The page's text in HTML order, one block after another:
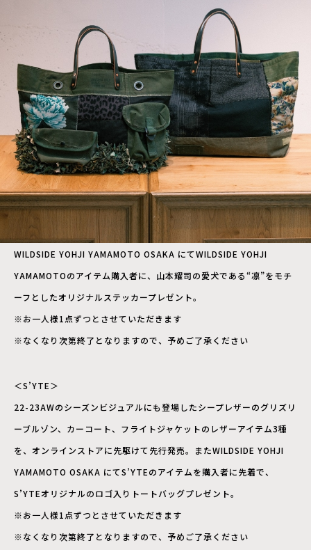
WILDSIDE YOHJI YAMAMOTO OSAKA にてWILDSIDE YOHJI
YAMAMOTOのアイテム購入者に、山本耀司の愛犬である“凛”をモチ
ーフとしたオリジナルステッカープレゼント。
※お一人様1点ずつとさせていただきます
※なくなり次第終了となりますので、予めご了承ください
＜S’YTE＞
22-23AWのシーズンビジュアルにも登場したシープレザーのグリズリ
ーブルゾン、カーコート、フライトジャケットのレザーアイテム3種
を、オンラインストアに先駆けて先行発売。またWILDSIDE YOHJI
YAMAMOTO OSAKA にてS’YTEのアイテムを購入者に先着で、
S’YTEオリジナルのロゴ入りトートバッグプレゼント。
※お一人様1点ずつとさせていただきます
※なくなり次第終了となりますので、予めご了承ください